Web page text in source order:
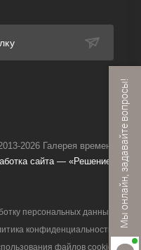
2026 Галерея времени
сайта — «Решение»
персональных данных
конфиденциальности
файлов cookie
Мы онлайн, задавайте вопросы!